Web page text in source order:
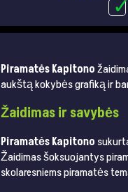
Piramatės Kapitono
aukštą kokybės grafiką ir
Žaidimas ir savybės
Piramatės Kapitono
Žaidimas šoksuojantys
skolaresniems piramatės